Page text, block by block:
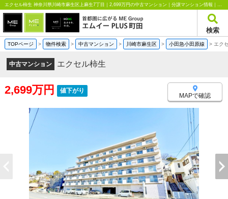
エクセル柿生 神奈川県川崎市麻生区上麻生7丁目｜2,699万円の中古マンション｜分譲マンション情報｜エムイーPLUS町田
検索
TOPページ > 物件検索 > 中古マンション > 川崎市麻生区 > 小田急小田原線 > エク
中古マンション エクセル柿生
2,699万円 値下がり
MAPで確認